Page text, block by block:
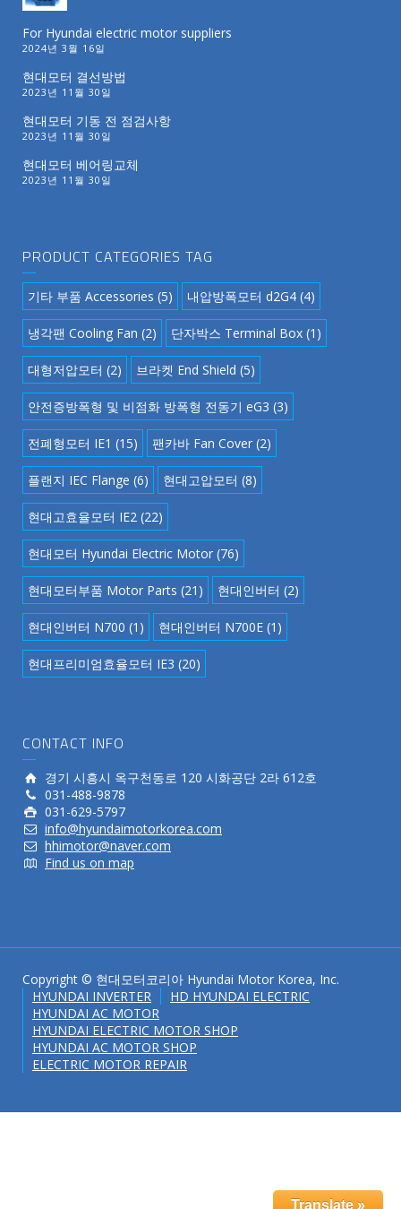
For Hyundai electric motor suppliers
2024년 3월 16일
현대모터 결선방법
2023년 11월 30일
현대모터 기동 전 점검사항
2023년 11월 30일
현대모터 베어링교체
2023년 11월 30일
PRODUCT CATEGORIES TAG
기타 부품 Accessories (5) 내압방폭모터 d2G4 (4)
냉각팬 Cooling Fan (2) 단자박스 Terminal Box (1)
대형저압모터 (2) 브라켓 End Shield (5)
안전증방폭형 및 비점화 방폭형 전동기 eG3 (3)
전폐형모터 IE1 (15) 팬카바 Fan Cover (2)
플랜지 IEC Flange (6) 현대고압모터 (8)
현대고효율모터 IE2 (22)
현대모터 Hyundai Electric Motor (76)
현대모터부품 Motor Parts (21) 현대인버터 (2)
현대인버터 N700 (1) 현대인버터 N700E (1)
현대프리미엄효율모터 IE3 (20)
CONTACT INFO
경기 시흥시 옥구천동로 120 시화공단 2라 612호
031-488-9878
031-629-5797
info@hyundaimotorkorea.com
hhimotor@naver.com
Find us on map
Copyright © 현대모터코리아 Hyundai Motor Korea, Inc.
HYUNDAI INVERTER
HD HYUNDAI ELECTRIC
HYUNDAI AC MOTOR
HYUNDAI ELECTRIC MOTOR SHOP
HYUNDAI AC MOTOR SHOP
ELECTRIC MOTOR REPAIR
Translate »